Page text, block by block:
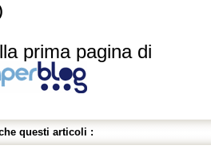
prima pagina di
questi articoli :